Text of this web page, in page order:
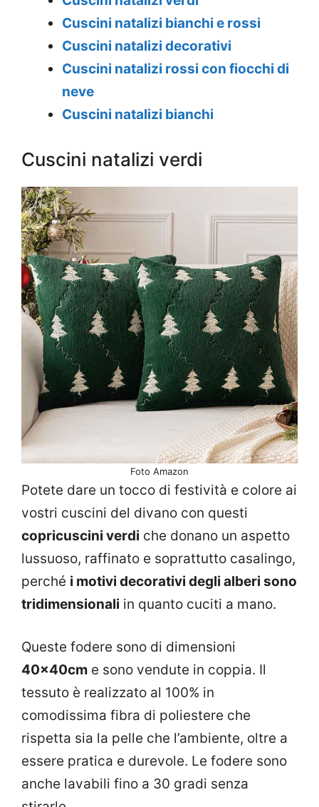
Cuscini natalizi bianchi e rossi
Cuscini natalizi decorativi
Cuscini natalizi rossi con fiocchi di
neve
Cuscini natalizi bianchi
Cuscini natalizi verdi
Foto Amazon
Potete dare un tocco di festività e colore ai
vostri cuscini del divano con questi
copricuscini verdi che donano un aspetto
lussuoso, raffinato e soprattutto casalingo,
perché i motivi decorativi degli alberi sono
tridimensionali in quanto cuciti a mano.
Queste fodere sono di dimensioni
40x40cm e sono vendute in coppia. Il
tessuto è realizzato al 100% in
comodissima fibra di poliestere che
rispetta sia la pelle che l’ambiente, oltre a
essere pratica e durevole. Le fodere sono
anche lavabili fino a 30 gradi senza